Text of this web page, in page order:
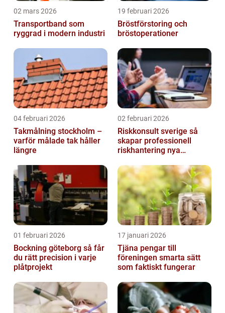
02 mars 2026
Transportband som
ryggrad i modern industri
19 februari 2026
Bröstförstoring och
bröstoperationer
04 februari 2026
Takmålning stockholm –
varför målade tak håller
längre
02 februari 2026
Riskkonsult sverige så
skapar professionell
riskhantering nya
01 februari 2026
Bockning göteborg så får
du rätt precision i varje
plåtprojekt
17 januari 2026
Tjäna pengar till
föreningen smarta sätt
som faktiskt fungerar